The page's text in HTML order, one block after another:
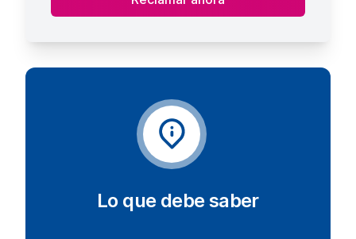
Lo que debe saber